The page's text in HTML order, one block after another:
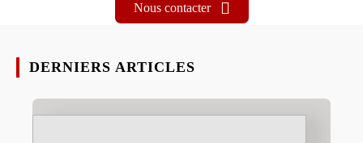
Nous contacter
DERNIERS ARTICLES